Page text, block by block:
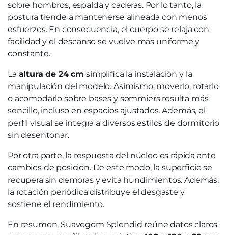
sobre hombros, espalda y caderas. Por lo tanto, la
postura tiende a mantenerse alineada con menos
esfuerzos. En consecuencia, el cuerpo se relaja con
facilidad y el descanso se vuelve más uniforme y
constante.
La altura de 24 cm simplifica la instalación y la
manipulación del modelo. Asimismo, moverlo, rotarlo
o acomodarlo sobre bases y sommiers resulta más
sencillo, incluso en espacios ajustados. Además, el
perfil visual se integra a diversos estilos de dormitorio
sin desentonar.
Por otra parte, la respuesta del núcleo es rápida ante
cambios de posición. De este modo, la superficie se
recupera sin demoras y evita hundimientos. Además,
la rotación periódica distribuye el desgaste y
sostiene el rendimiento.
En resumen, Suavegom Splendid reúne datos claros